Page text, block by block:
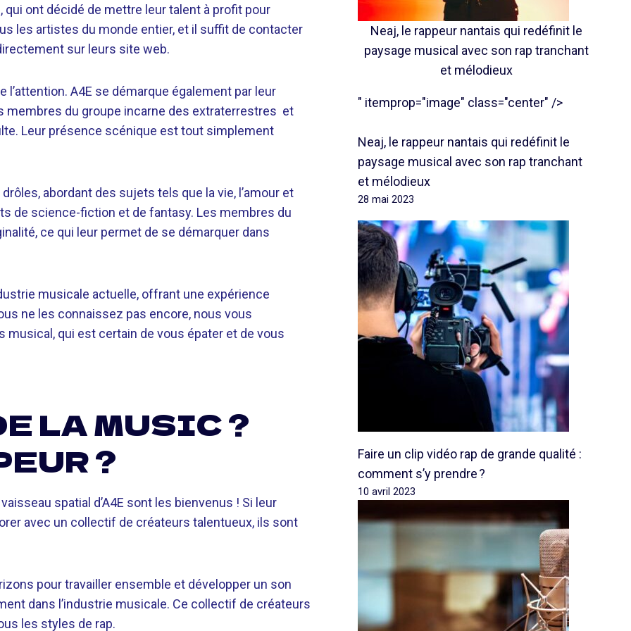
qui ont décidé de mettre leur talent à profit pour
les artistes du monde entier, et il suffit de contacter
sur leurs site web.
A4E se démarque également par leur
membres du groupe incarne des extraterrestres et
Leur présence scénique est tout simplement
abordant des sujets tels que la vie, l’amour et
de science-fiction et de fantasy. Les membres du
ce qui leur permet de se démarquer dans
musicale actuelle, offrant une expérience
ne les connaissez pas encore, nous vous
qui est certain de vous épater et de vous
LA MUSIC ?
?
spatial d’A4E sont les bienvenus ! Si leur
avec un collectif de créateurs talentueux, ils sont
pour travailler ensemble et développer un son
dans l’industrie musicale. Ce collectif de créateurs
les styles de rap.
Neaj, le rappeur nantais qui redéfinit le
paysage musical avec son rap tranchant
et mélodieux
" itemprop="image" class="center" />
Neaj, le rappeur nantais qui redéfinit le
paysage musical avec son rap tranchant
et mélodieux
28 mai 2023
Faire un clip vidéo rap de grande qualité :
comment s’y prendre ?
10 avril 2023